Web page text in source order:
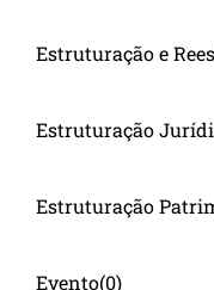
Estruturação e
Estruturação
Estruturação
Evento(0)